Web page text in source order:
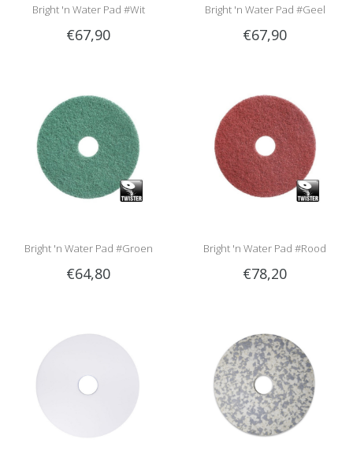
Bright 'n Water Pad #Wit
€67,90
Bright 'n Water Pad #Geel
€67,90
Bright 'n Water Pad #Groen
€64,80
Bright 'n Water Pad #Rood
€78,20